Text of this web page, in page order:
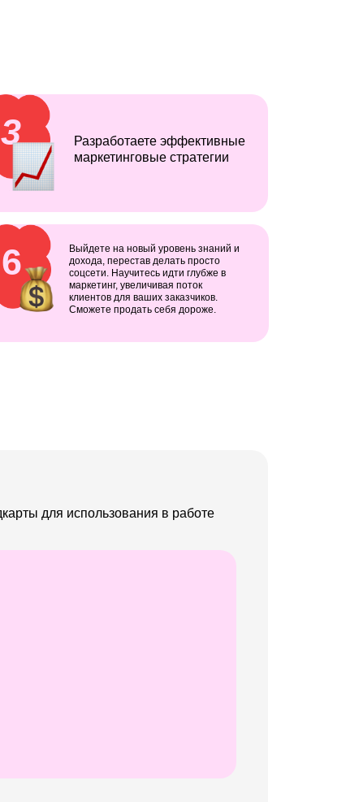
3
Разработаете эффективные
маркетинговые стратегии
6
Выйдете на новый уровень знаний и
дохода, перестав делать просто
соцсети. Научитесь идти глубже в
маркетинг, увеличивая поток
клиентов для ваших заказчиков.
Сможете продать себя дороже.
для использования в работе